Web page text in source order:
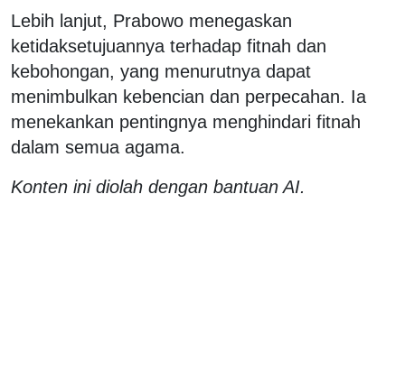
Lebih lanjut, Prabowo menegaskan
ketidaksetujuannya terhadap fitnah dan
kebohongan, yang menurutnya dapat
menimbulkan kebencian dan perpecahan. Ia
menekankan pentingnya menghindari fitnah
dalam semua agama.
Konten ini diolah dengan bantuan AI.